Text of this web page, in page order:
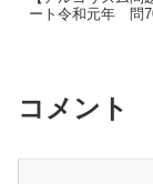
ート令和元年 問
コメント